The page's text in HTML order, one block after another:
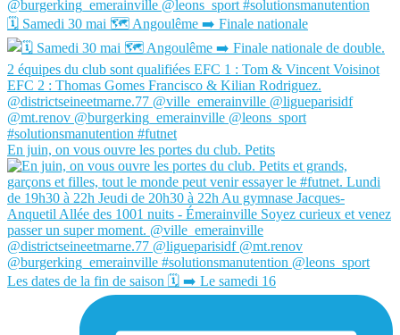
🗓️ Samedi 30 mai 🗺️ Angoulême ➡️ Finale nationale
En juin, on vous ouvre les portes du club. Petits
Les dates de la fin de saison 🗓️ ➡️ Le samedi 16